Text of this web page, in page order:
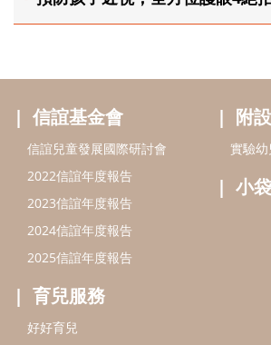
信誼基金會
信誼兒童發展國際研討會
2022信誼年度報告
2023信誼年度報告
2024信誼年度報告
2025信誼年度報告
育兒服務
好好育兒
附
實驗幼
小